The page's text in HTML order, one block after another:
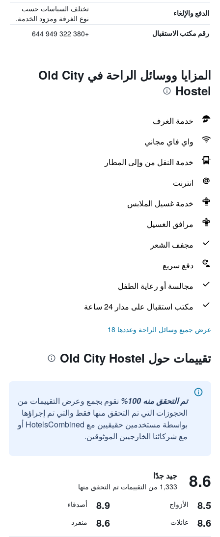
الدفع والإلغاء
تختلف السياسات حسب
نوع الغرفة ومزود الخدمة.
رقم مكتب الاستقبال +380 322 949 644
المزايا ووسائل الراحة في Old City
Hostel
خدمة الغرف
واي فاي مجاني
خدمة النقل من وإلى المطار
انترنت
خدمة غسيل الملابس
مرافق الغسيل
مجفف الشعر
دفع سريع
مجالسة أو رعاية الطفل
مكتب استقبال على مدار 24 ساعة
عرض جميع وسائل الراحة وعددها 18
تقييمات حول Old City Hostel
تم التحقق منه 100%
نقوم بجمع وعرض التقييمات من
الحجوزات التي تم التحقق منها فقط والتي تم إجراؤها
بواسطة مستخدمين حقيقيين مع HotelsCombined أو
مع شركائنا الخارجيين الموثوقين.
8.6 جيد جدًا
1,333 من التقييمات تم التحقق منها
8.5 الأزواج 8.9 أصدقاء
8.6 عائلات 8.6 منفرد